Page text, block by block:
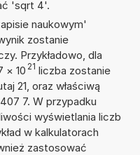
'sqrt 4'.
naukowym'
zostanie
Przykładowo, dla
× 10 21 liczba zostanie
21, oraz właściwą
7. W przypadku
wyświetlania liczb
w kalkulatorach
zastosować